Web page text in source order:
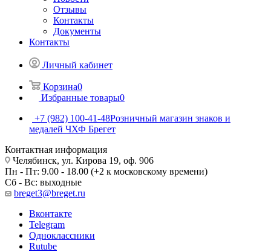
Отзывы
Контакты
Документы
Контакты
Личный кабинет
Корзина0
Избранные товары0
+7 (982) 100-41-48Розничный магазин знаков и
медалей ЧХФ Брегет
Контактная информация
Челябинск, ул. Кирова 19, оф. 906
Пн - Пт: 9.00 - 18.00 (+2 к московскому времени)
Сб - Вс: выходные
breget3@breget.ru
Вконтакте
Telegram
Одноклассники
Rutube